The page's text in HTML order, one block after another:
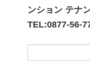
ンション テナ
TEL:0877-56-